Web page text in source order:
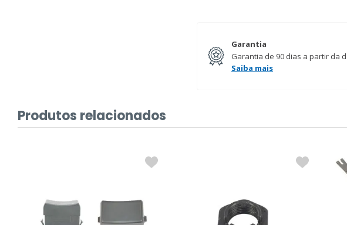
Garantia
Garantia de 90 dias a partir da
Saiba mais
Produtos relacionados